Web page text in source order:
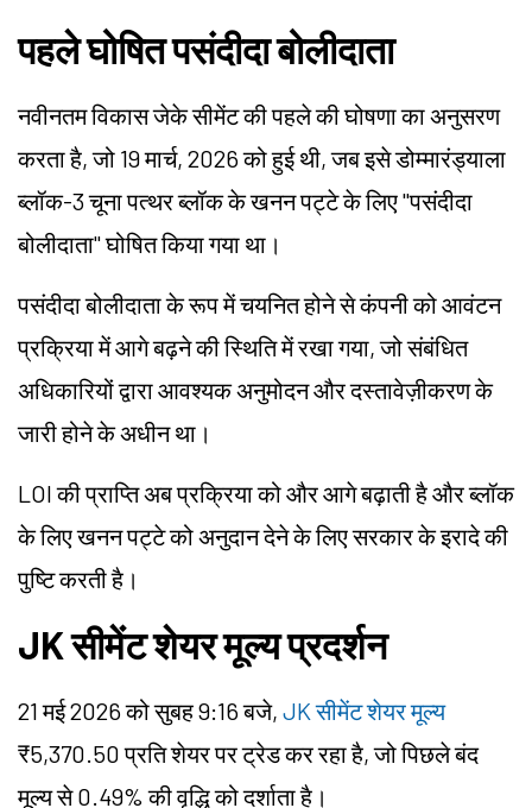
पहले घोषित पसंदीदा बोलीदाता
नवीनतम विकास जेके सीमेंट की पहले की घोषणा का अनुसरण
करता है, जो 19 मार्च, 2026 को हुई थी, जब इसे डोम्मारंड्याला
ब्लॉक-3 चूना पत्थर ब्लॉक के खनन पट्टे के लिए "पसंदीदा
बोलीदाता" घोषित किया गया था।
पसंदीदा बोलीदाता के रूप में चयनित होने से कंपनी को आवंटन
प्रक्रिया में आगे बढ़ने की स्थिति में रखा गया, जो संबंधित
अधिकारियों द्वारा आवश्यक अनुमोदन और दस्तावेज़ीकरण के
जारी होने के अधीन था।
LOI की प्राप्ति अब प्रक्रिया को और आगे बढ़ाती है और ब्लॉक
के लिए खनन पट्टे को अनुदान देने के लिए सरकार के इरादे की
पुष्टि करती है।
JK सीमेंट शेयर मूल्य प्रदर्शन
21 मई 2026 को सुबह 9:16 बजे, JK सीमेंट शेयर मूल्य
₹5,370.50 प्रति शेयर पर ट्रेड कर रहा है, जो पिछले बंद
मूल्य से 0.49% की वृद्धि को दर्शाता है।